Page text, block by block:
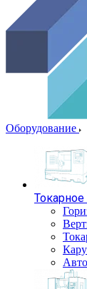
Оборудование